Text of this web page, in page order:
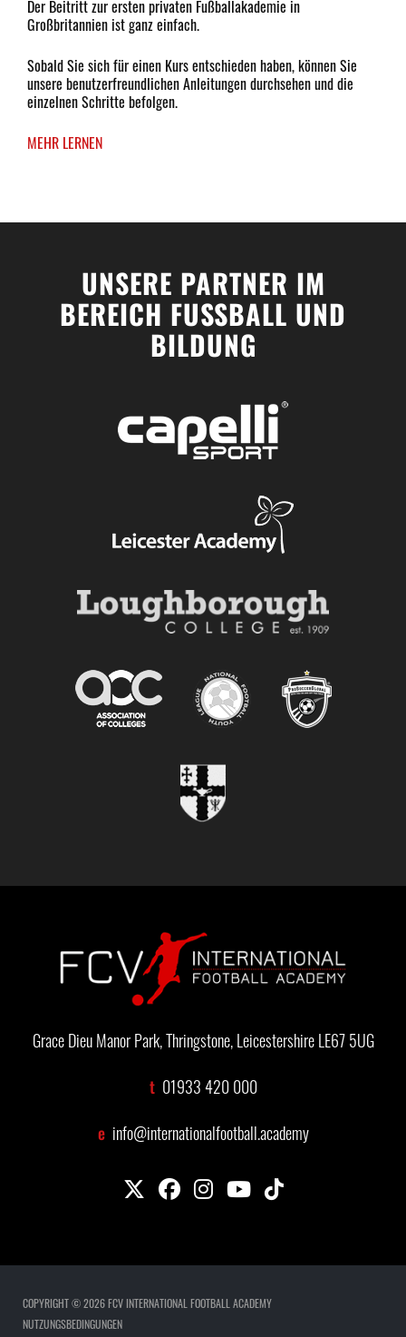
Der Beitritt zur ersten privaten Fußballakademie in
Großbritannien ist ganz einfach.
Sobald Sie sich für einen Kurs entschieden haben, können Sie
unsere benutzerfreundlichen Anleitungen durchsehen und die
einzelnen Schritte befolgen.
MEHR LERNEN
UNSERE PARTNER IM
BEREICH FUSSBALL UND
BILDUNG
Grace Dieu Manor Park, Thringstone, Leicestershire LE67 5UG
t 01933 420 000
e info@internationalfootball.academy
COPYRIGHT © 2026 FCV INTERNATIONAL FOOTBALL ACADEMY
NUTZUNGSBEDINGUNGEN